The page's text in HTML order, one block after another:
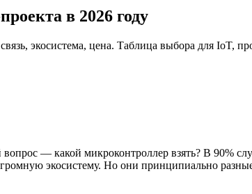
в 2026 году
экосистема, цена. Таблица выбора для IoT,
— какой микроконтроллер взять? В 90%
экосистему. Но они принципиально